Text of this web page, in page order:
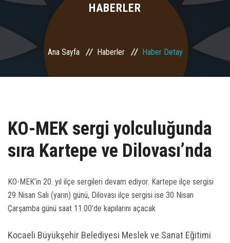
HAKKIMIZDA
KURS MERKEZLERİ
BRANŞLAR
İLETİŞİM
HABERLER
Ana Sayfa Haberler Haber Detay
KO-MEK sergi yolculuğunda
sıra Kartepe ve Dilovası’nda
KO-MEK’in 20. yıl ilçe sergileri devam ediyor. Kartepe ilçe sergisi
29 Nisan Salı (yarın) günü, Dilovası ilçe sergisi ise 30 Nisan
Çarşamba günü saat 11.00’de kapılarını açacak
Kocaeli Büyükşehir Belediyesi Meslek ve Sanat Eğitimi